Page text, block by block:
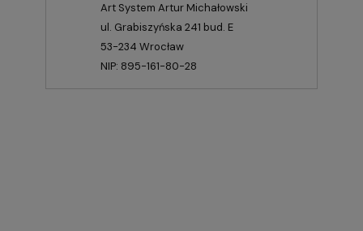
Art System Artur Michałowski
ul. Grabiszyńska 241 bud. E
53-234 Wrocław
NIP: 895-161-80-28